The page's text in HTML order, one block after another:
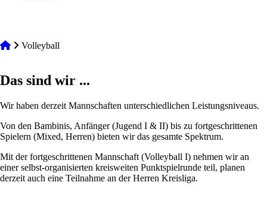
Volleyball
Das sind wir ...
Wir haben derzeit Mannschaften unterschiedlichen Leistungsniveaus.
Von den Bambinis, Anfänger (Jugend I & II) bis zu fortgeschrittenen
Spielern (Mixed, Herren) bieten wir das gesamte Spektrum.
Mit der fortgeschrittenen Mannschaft (Volleyball I) nehmen wir an
einer selbst-organisierten kreisweiten Punktspielrunde teil, planen
derzeit auch eine Teilnahme an der Herren Kreisliga.